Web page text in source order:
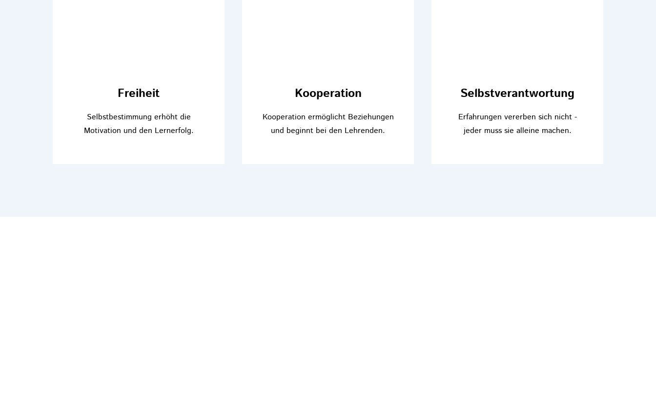
Freiheit
Selbstbestimmung erhöht die
Motivation und den Lernerfolg.
Kooperation
Kooperation ermöglicht Beziehungen
und beginnt bei den Lehrenden.
Selbstverantwortung
Erfahrungen vererben sich nicht -
jeder muss sie alleine machen.